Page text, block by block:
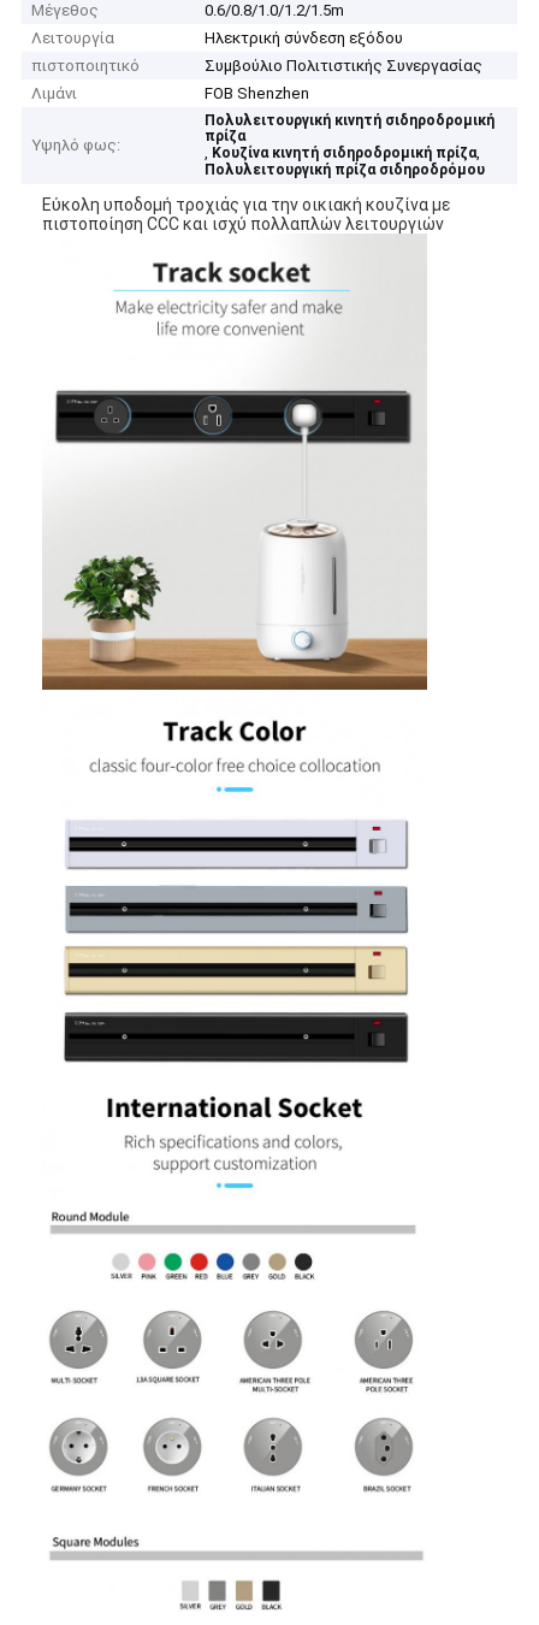
Αρχική Σελίδα
Προϊόντα
Σχετικά με εμάς
Γύρος εργοστασίων
Ποιοτικός έλεγχος
επαφή
Μιλήστε τώρα.
Διαδραστικοί πίνακες
Μέγεθος
0.6/0.8/1.0/1.2/1.5m
Λειτουργία
Ηλεκτρική σύνδεση εξόδου
πιστοποιητικό
Συμβούλιο Πολιτιστικής Συνεργασίας
Λιμάνι
FOB Shenzhen
Υψηλό φως:
Πολυλειτουργική κινητή σιδηροδρομική
πρίζα
, Κουζίνα κινητή σιδηροδρομική πρίζα,
Πολυλειτουργική πρίζα σιδηροδρόμου
Εύκολη υποδομή τροχιάς για την οικιακή κουζίνα με
πιστοποίηση CCC και ισχύ πολλαπλών λειτουργιών